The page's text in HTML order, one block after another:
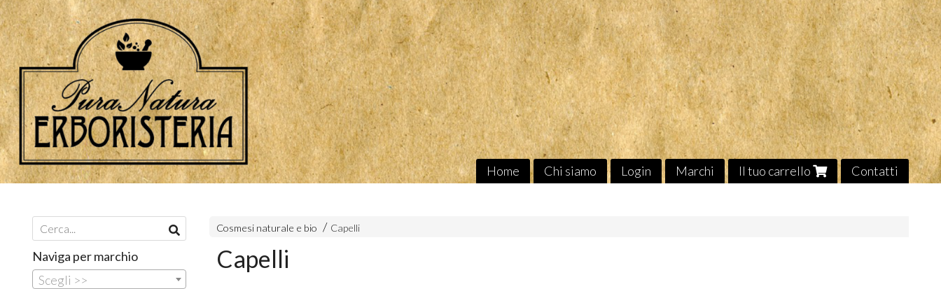
Home Chi siamo Login Marchi Il tuo carrello Contatti
Cosmesi naturale e bio Capelli
Capelli
Naviga per marchio
Scegli >>